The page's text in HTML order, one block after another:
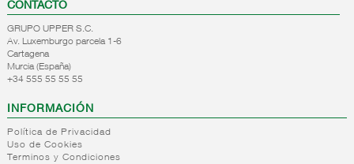
CONTACTO
GRUPO UPPER S.C.
Av. Luxemburgo parcela 1-6
Cartagena
Murcia (España)
+34 555 55 55 55
INFORMACIÓN
Política de Privacidad
Uso de Cookies
Terminos y Condiciones